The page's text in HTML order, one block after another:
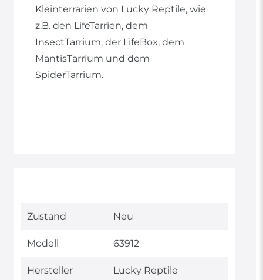
Kleinterrarien von Lucky Reptile, wie
z.B. den LifeTarrien, dem
InsectTarrium, der LifeBox, dem
MantisTarrium und dem
SpiderTarrium.
Technisches
Wert
Zustand Neu
Modell 63912
Hersteller Lucky Reptile